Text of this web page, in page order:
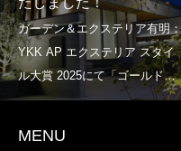
MENU